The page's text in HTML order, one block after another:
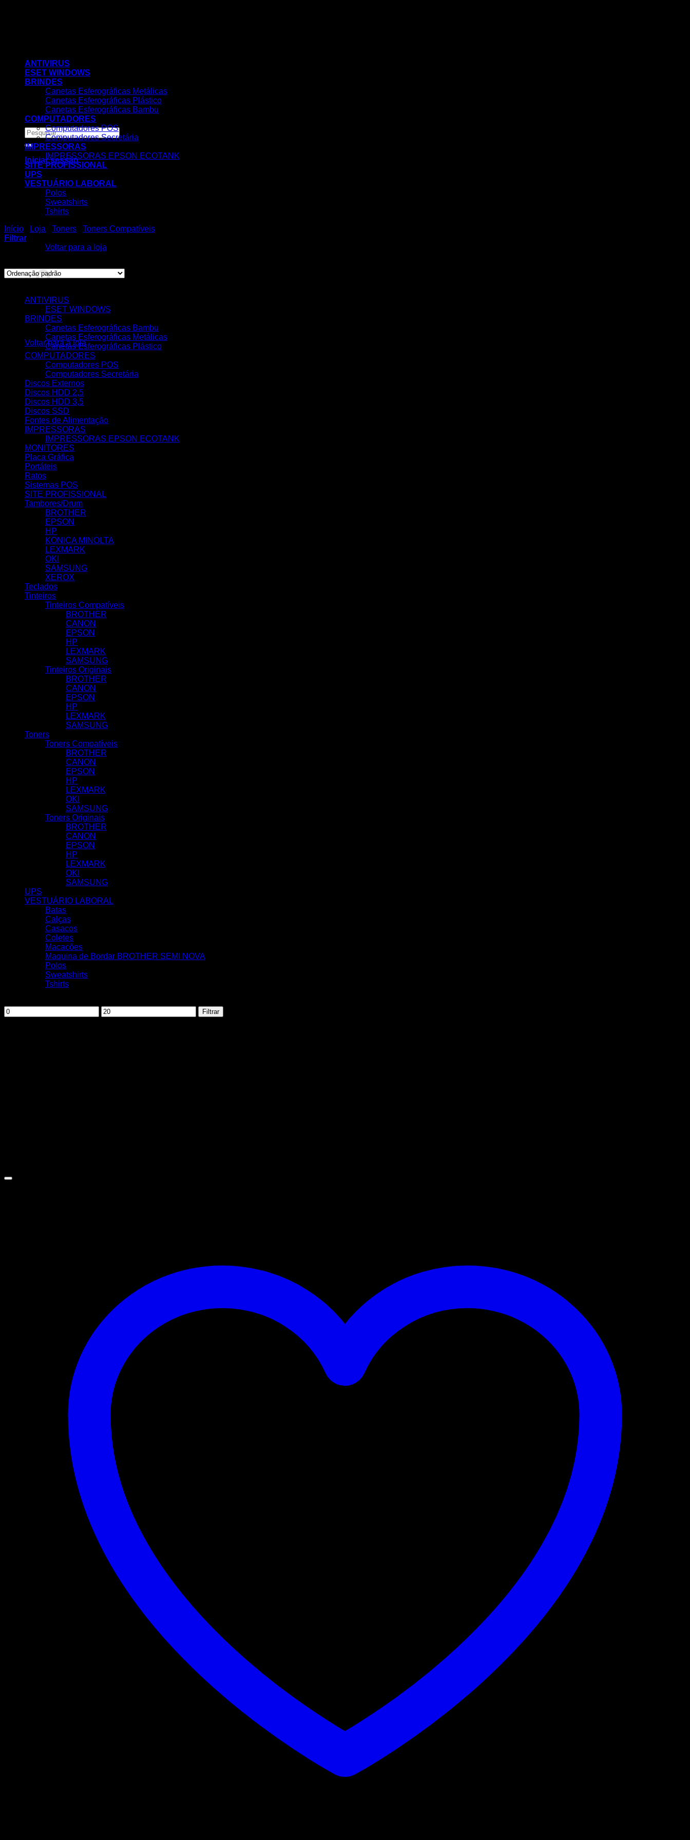
Pesquisar
por:
Iniciar sessão
Nenhum produto no carrinho.
Voltar para a loja
Nenhum produto no carrinho.
Voltar para a loja
ANTIVIRUS
ESET WINDOWS
BRINDES
Canetas Esferográficas Metálicas
Canetas Esferográficas Plástico
Canetas Esferográficas Bambu
COMPUTADORES
Computadores POS
Computadores Secretária
IMPRESSORAS
IMPRESSORAS EPSON ECOTANK
SITE PROFISSIONAL
UPS
VESTUÁRIO LABORAL
Polos
Sweatshirts
Tshirts
Início
Loja Toners Toners Compatíveis
Filtrar
ANTIVIRUS
ESET WINDOWS
BRINDES
Canetas Esferográficas Bambu
Canetas Esferográficas Metálicas
Canetas Esferográficas Plástico
COMPUTADORES
Computadores POS
Computadores Secretária
Discos Externos
Discos HDD 2,5
Discos HDD 3,5
Discos SSD
Fontes de Alimentação
IMPRESSORAS
IMPRESSORAS EPSON ECOTANK
MONITORES
Placa Gráfica
Portáteis
Ratos
Sistemas POS
SITE PROFISSIONAL
Tambores/Drum
BROTHER
EPSON
HP
KONICA MINOLTA
LEXMARK
OKI
SAMSUNG
XEROX
Teclados
Tinteiros
Tinteiros Compatíveis
BROTHER
CANON
EPSON
HP
LEXMARK
SAMSUNG
Tinteiros Originais
BROTHER
CANON
EPSON
HP
LEXMARK
SAMSUNG
Toners
Toners Compatíveis
BROTHER
CANON
EPSON
HP
LEXMARK
OKI
SAMSUNG
Toners Originais
BROTHER
CANON
EPSON
HP
LEXMARK
OKI
SAMSUNG
UPS
VESTUÁRIO LABORAL
Batas
Calças
Casacos
Coletes
Macacões
Maquina de Bordar BROTHER SEMI NOVA
Polos
Sweatshirts
Tshirts
Preço
mínimo
Preço
máximo
Filtrar